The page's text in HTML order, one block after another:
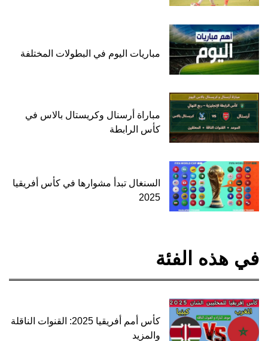
مباريات اليوم في البطولات المختلفة
مباراة أرسنال وكريستال بالاس في
كأس الرابطة
السنغال تبدأ مشوارها في كأس أفريقيا
2025
في هذه الفئة
كأس أمم أفريقيا 2025: القنوات الناقلة
والمزيد